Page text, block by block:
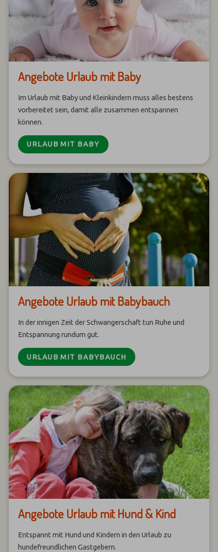
Angebote Urlaub mit Baby
Im Urlaub mit Baby und Kleinkindern muss alles bestens
vorbereitet sein, damit alle zusammen entspannen
können.
URLAUB MIT BABY
Angebote Urlaub mit Babybauch
In der innigen Zeit der Schwangerschaft tun Ruhe und
Entspannung rundum gut.
URLAUB MIT BABYBAUCH
Angebote Urlaub mit Hund & Kind
Entspannt mit Hund und Kindern in den Urlaub zu
hundefreundlichen Gastgebern.